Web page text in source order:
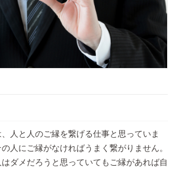
人と人のご縁を繋げる仕事と思っていま
人にご縁がなければうまく繋がりません。
ダメだろうと思っていてもご縁があれば自